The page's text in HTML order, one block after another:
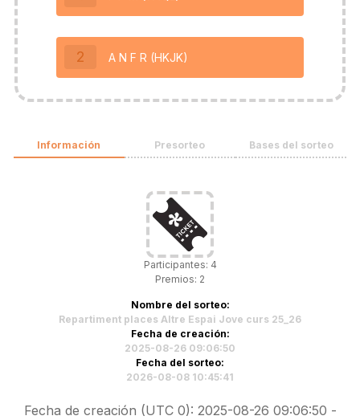
2 A N F R (HKJK)
Información Presorteo Bases del sorteo
Participantes: 4
Premios: 2
Nombre del sorteo:
Repartiment places Altre Espai Jove curs 25_26
Fecha de creación:
2025-08-26 09:06:50
Fecha del sorteo:
2026-08-08 10:45:41
Fecha de creación (UTC 0): 2025-08-26 09:06:50 -